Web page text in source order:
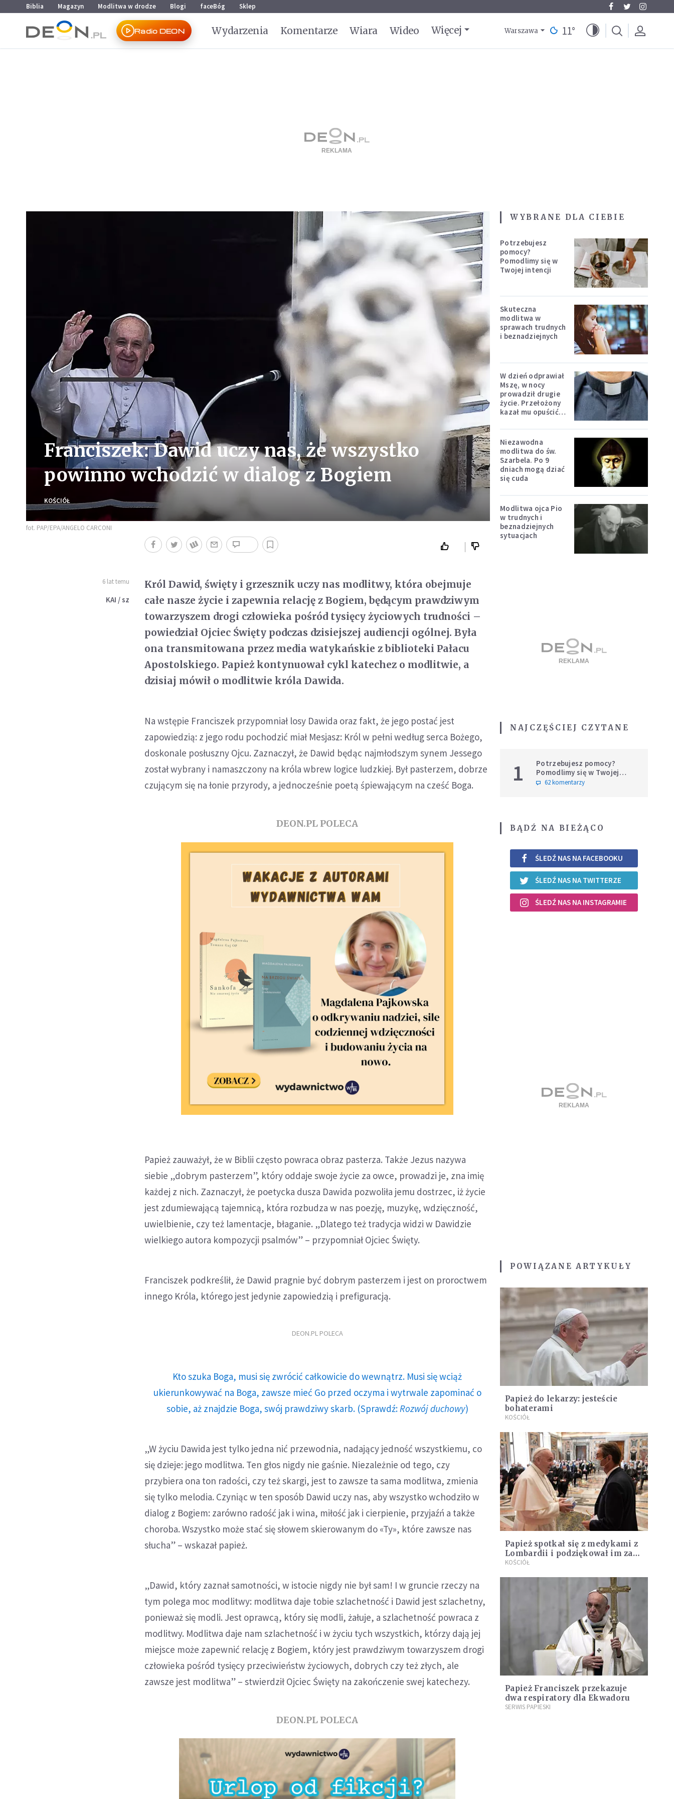
Przejdź do menu głównego
Przejdź do treści
Biblia Magazyn Modlitwa w drodze Blogi faceBóg Sklep
Radio DEON Wydarzenia Komentarze Wiara Wideo Więcej Warszawa 11°
Franciszek: Dawid uczy nas, że wszystko
powinno wchodzić w dialog z Bogiem
KOŚCIÓŁ
fot. PAP/EPA/ANGELO CARCONI
6 lat temu
KAI / sz
Król Dawid, święty i grzesznik uczy nas modlitwy, która obejmuje
całe nasze życie i zapewnia relację z Bogiem, będącym prawdziwym
towarzyszem drogi człowieka pośród tysięcy życiowych trudności –
powiedział Ojciec Święty podczas dzisiejszej audiencji ogólnej. Była
ona transmitowana przez media watykańskie z biblioteki Pałacu
Apostolskiego. Papież kontynuował cykl katechez o modlitwie, a
dzisiaj mówił o modlitwie króla Dawida.
Na wstępie Franciszek przypomniał losy Dawida oraz fakt, że jego postać jest
zapowiedzią: z jego rodu pochodzić miał Mesjasz: Król w pełni według serca Bożego,
doskonale posłuszny Ojcu. Zaznaczył, że Dawid będąc najmłodszym synem Jessego
został wybrany i namaszczony na króla wbrew logice ludzkiej. Był pasterzem, dobrze
czującym się na łonie przyrody, a jednocześnie poetą śpiewającym na cześć Boga.
DEON.PL POLECA
Papież zauważył, że w Biblii często powraca obraz pasterza. Także Jezus nazywa
siebie „dobrym pasterzem”, który oddaje swoje życie za owce, prowadzi je, zna imię
każdej z nich. Zaznaczył, że poetycka dusza Dawida pozwoliła jemu dostrzec, iż życie
jest zdumiewającą tajemnicą, która rozbudza w nas poezję, muzykę, wdzięczność,
uwielbienie, czy też lamentacje, błaganie. „Dlatego też tradycja widzi w Dawidzie
wielkiego autora kompozycji psalmów” – przypomniał Ojciec Święty.
Franciszek podkreślił, że Dawid pragnie być dobrym pasterzem i jest on proroctwem
innego Króla, którego jest jedynie zapowiedzią i prefiguracją.
DEON.PL POLECA
Kto szuka Boga, musi się zwrócić całkowicie do wewnątrz. Musi się wciąż
ukierunkowywać na Boga, zawsze mieć Go przed oczyma i wytrwale zapominać o
sobie, aż znajdzie Boga, swój prawdziwy skarb. (Sprawdź: Rozwój duchowy)
„W życiu Dawida jest tylko jedna nić przewodnia, nadający jedność wszystkiemu, co
się dzieje: jego modlitwa. Ten głos nigdy nie gaśnie. Niezależnie od tego, czy
przybiera ona ton radości, czy też skargi, jest to zawsze ta sama modlitwa, zmienia
się tylko melodia. Czyniąc w ten sposób Dawid uczy nas, aby wszystko wchodziło w
dialog z Bogiem: zarówno radość jak i wina, miłość jak i cierpienie, przyjaźń a także
choroba. Wszystko może stać się słowem skierowanym do «Ty», które zawsze nas
słucha” – wskazał papież.
„Dawid, który zaznał samotności, w istocie nigdy nie był sam! I w gruncie rzeczy na
tym polega moc modlitwy: modlitwa daje tobie szlachetność i Dawid jest szlachetny,
ponieważ się modli. Jest oprawcą, który się modli, żałuje, a szlachetność powraca z
modlitwy. Modlitwa daje nam szlachetność i w życiu tych wszystkich, którzy dają jej
miejsce może zapewnić relację z Bogiem, który jest prawdziwym towarzyszem drogi
człowieka pośród tysięcy przeciwieństw życiowych, dobrych czy też złych, ale
zawsze jest modlitwa” – stwierdził Ojciec Święty na zakończenie swej katechezy.
DEON.PL POLECA
WYBRANE DLA CIEBIE
Potrzebujesz
pomocy?
Pomodlimy się w
Twojej intencji
Skuteczna
modlitwa w
sprawach trudnych
i beznadziejnych
W dzień odprawiał
Mszę, w nocy
prowadził drugie
życie. Przełożony
kazał mu opuścić
Niezawodna
modlitwa do św.
Szarbela. Po 9
dniach mogą dziać
się cuda
Modlitwa ojca Pio
w trudnych i
beznadziejnych
sytuacjach
NAJCZĘŚCIEJ CZYTANE
1
Potrzebujesz pomocy?
Pomodlimy się w Twojej
intencji
62 komentarzy
BĄDŹ NA BIEŻĄCO
ŚLEDŹ NAS NA FACEBOOKU
ŚLEDŹ NAS NA TWITTERZE
ŚLEDŹ NAS NA INSTAGRAMIE
POWIĄZANE ARTYKUŁY
Papież do lekarzy: jesteście
bohaterami
KOŚCIÓŁ
Papież spotkał się z medykami z
Lombardii i podziękował im za
poświęcenie
KOŚCIÓŁ
Papież Franciszek przekazuje
dwa respiratory dla Ekwadoru
SERWIS PAPIESKI